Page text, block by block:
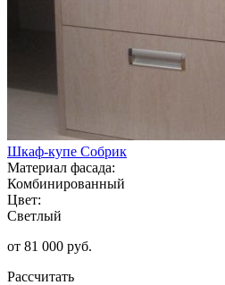
Шкаф-купе Собрик
Материал фасада:
Комбинированный
Цвет:
Светлый
от 81 000 руб.
Рассчитать